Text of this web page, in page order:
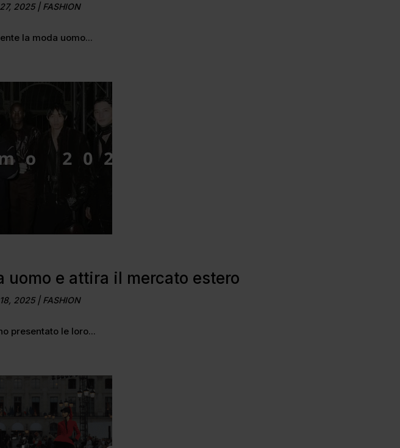
2025| FASHION
la moda uomo...
e attira il mercato estero
2025| FASHION
presentato le loro...